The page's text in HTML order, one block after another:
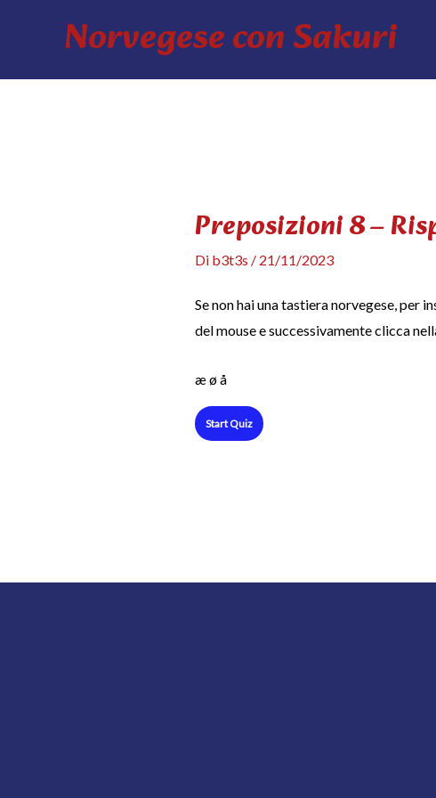
Norvegese con Sakuri
Preposizioni 8 –
Di b3t3s / 21/11/2023
Se non hai una tastiera norvegese, per
del mouse e successivamente clicca
æøå